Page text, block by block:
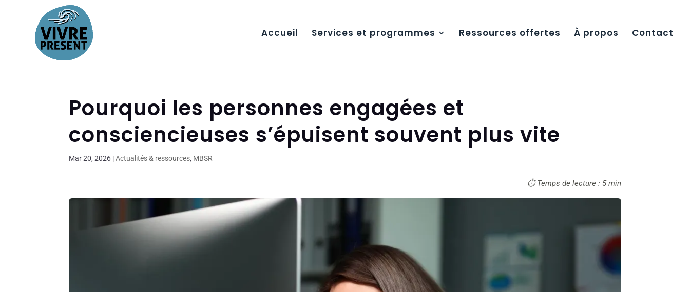
Accueil Services et programmes Ressources offertes À propos Contact
Pourquoi les personnes engagées et
consciencieuses s’épuisent souvent plus vite
Mar 20, 2026 |Actualités & ressources, MBSR
⏱ Temps de lecture : 5 min